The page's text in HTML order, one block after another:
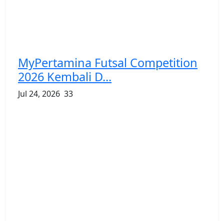
MyPertamina Futsal Competition
2026 Kembali D...
Jul 24, 2026 33